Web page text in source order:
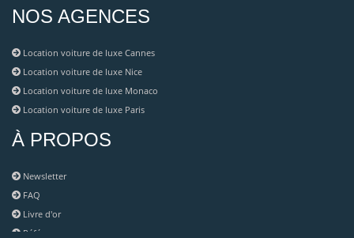
NOS AGENCES
Location voiture de luxe Cannes
Location voiture de luxe Nice
Location voiture de luxe Monaco
Location voiture de luxe Paris
À PROPOS
Newsletter
FAQ
Livre d'or
Référence